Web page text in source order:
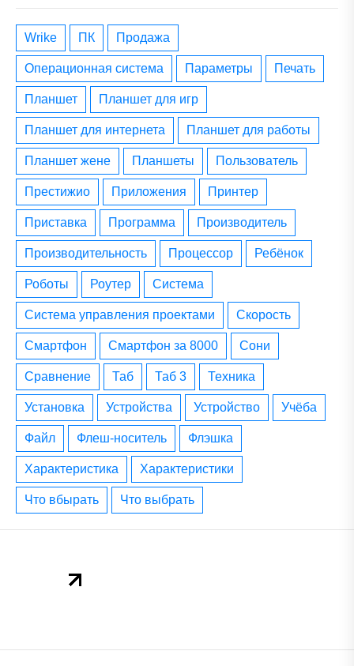
wrike ПК Продажа
операционная система параметры печать
планшет планшет для игр
планшет для интернета планшет для работы
планшет жене планшеты пользователь
престижио приложения принтер
приставка программа производитель
производительность процессор ребёнок
роботы роутер система
система управления проектами скорость
смартфон смартфон за 8000 сони
сравнение таб таб 3 техника
установка устройства устройство учёба
файл флеш-носитель флэшка
характеристика характеристики
что вбырать что выбрать